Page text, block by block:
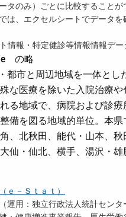
タのみ）ごとに比較することが
は、エクセルシートでデータを
情報・特定健診等情報情報デー
の略
都市と周辺地域を一体とし
な医療を除いた入院治療や
る地域で、病院および診療
備を図る地域的単位。本県
、北秋田、能代・山本、秋
仙・仙北、横手、湯沢・雄
ｅ－Ｓｔａｔ）
運用：独立行政法人統計センタ